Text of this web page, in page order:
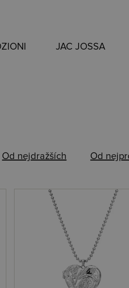
JAC JOSSA
Od nejdražších Od